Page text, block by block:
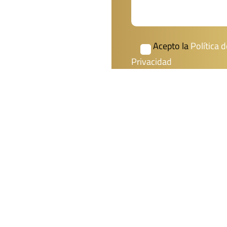
Acepto laPolítica
Privacidad